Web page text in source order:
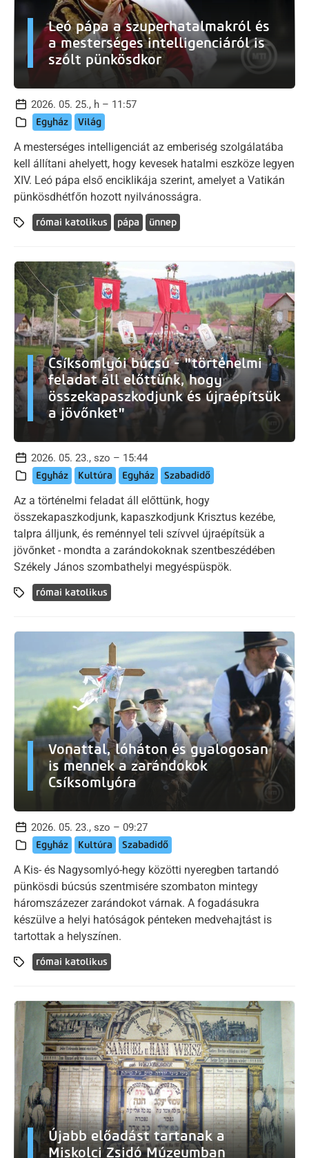
Leó pápa a szuperhatalmakról és
a mesterséges intelligenciáról is
szólt pünkösdkor
2026. 05. 25., h – 11:57
Egyház Világ
A mesterséges intelligenciát az emberiség szolgálatába
kell állítani ahelyett, hogy kevesek hatalmi eszköze legyen
XIV. Leó pápa első enciklikája szerint, amelyet a Vatikán
pünkösdhétfőn hozott nyilvánosságra.
római katolikus pápa ünnep
Csíksomlyói búcsú - "történelmi
feladat áll előttünk, hogy
összekapaszkodjunk és újraépítsük
a jövőnket"
2026. 05. 23., szo – 15:44
Egyház Kultúra Egyház Szabadidő
Az a történelmi feladat áll előttünk, hogy
összekapaszkodjunk, kapaszkodjunk Krisztus kezébe,
talpra álljunk, és reménnyel teli szívvel újraépítsük a
jövőnket - mondta a zarándokoknak szentbeszédében
Székely János szombathelyi megyéspüspök.
római katolikus
Vonattal, lóháton és gyalogosan
is mennek a zarándokok
Csíksomlyóra
2026. 05. 23., szo – 09:27
Egyház Kultúra Szabadidő
A Kis- és Nagysomlyó-hegy közötti nyeregben tartandó
pünkösdi búcsús szentmisére szombaton mintegy
háromszázezer zarándokot várnak. A fogadásukra
készülve a helyi hatóságok pénteken medvehajtást is
tartottak a helyszínen.
római katolikus
Újabb előadást tartanak a
Miskolci Zsidó Múzeumban